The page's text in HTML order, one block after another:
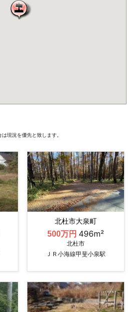
現況を優先と致します。
北杜市大泉町
500万円 496m²
北杜市
ＪＲ小海線甲斐小泉駅